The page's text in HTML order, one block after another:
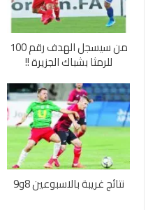
من سيسجل الهدف رقم 100
للرمثا بشباك الجزيرة !!
نتائج غريبة بالاسبوعين 8و9